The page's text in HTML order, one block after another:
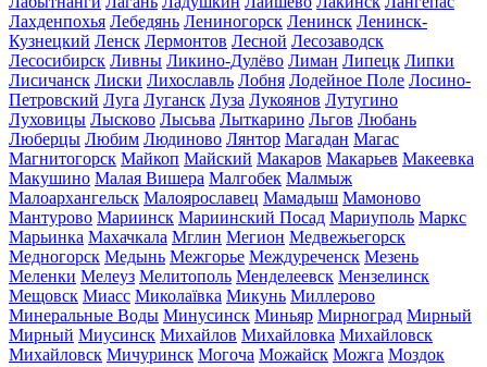
Лахденпохья Лебедянь Лениногорск Ленинск Ленинск-
Кузнецкий Ленск Лермонтов Лесной Лесозаводск
Лесосибирск Ливны Ликино-Дулёво Лиман Липецк Липки
Лисичанск Лиски Лихославль Лобня Лодейное Поле Лосино-
Петровский Луга Луганск Луза Лукоянов Лутугино
Луховицы Лысково Лысьва Лыткарино Льгов Любань
Люберцы Любим Людиново Лянтор Магадан Магас
Магнитогорск Майкоп Майский Макаров Макарьев Макеевка
Макушино Малая Вишера Малгобек Малмыж
Малоархангельск Малоярославец Мамадыш Мамоново
Мантурово Мариинск Мариинский Посад Мариуполь Маркс
Марьинка Махачкала Мглин Мегион Медвежьегорск
Медногорск Медынь Межгорье Междуреченск Мезень
Меленки Мелеуз Мелитополь Менделеевск Мензелинск
Мещовск Миасс Миколаївка Микунь Миллерово
Минеральные Воды Минусинск Миньяр Мирноград Мирный
Мирный Миусинск Михайлов Михайловка Михайловск
Михайловск Мичуринск Могоча Можайск Можга Моздок